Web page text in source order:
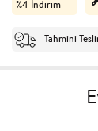
%4 İndirim
Tahmini